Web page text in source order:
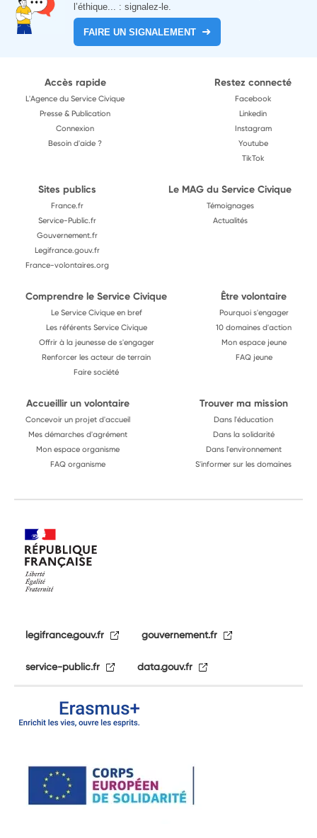
l’éthique... : signalez-le.
FAIRE UN SIGNALEMENT
Accès rapide
L'Agence du Service Civique
Presse & Publication
Connexion
Besoin d'aide ?
Restez connecté
Facebook
Linkedin
Instagram
Youtube
TikTok
Sites publics
France.fr
Service-Public.fr
Gouvernement.fr
Legifrance.gouv.fr
France-volontaires.org
Le MAG du Service Civique
Témoignages
Actualités
Comprendre le Service Civique
Le Service Civique en bref
Les référents Service Civique
Offrir à la jeunesse de s'engager
Renforcer les acteur de terrain
Faire société
Être volontaire
Pourquoi s'engager
10 domaines d'action
Mon espace jeune
FAQ jeune
Accueillir un volontaire
Concevoir un projet d'accueil
Mes démarches d'agrément
Mon espace organisme
FAQ organisme
Trouver ma mission
Dans l'éducation
Dans la solidarité
Dans l'environnement
S'informer sur les domaines
legifrance.gouv.fr gouvernement.fr
service-public.fr data.gouv.fr